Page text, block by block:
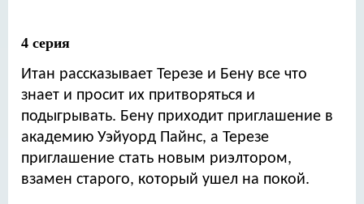
4 серия
Итан рассказывает Терезе и Бену все что
знает и просит их притворяться и
подыгрывать. Бену приходит приглашение в
академию Уэйуорд Пайнс, а Терезе
приглашение стать новым риэлтором,
взамен старого, который ушел на покой.